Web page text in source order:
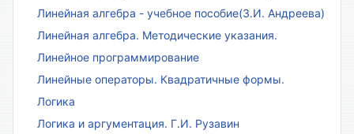
Линейная алгебра - учебное пособие(З.И. Андреева)
Линейная алгебра. Методические указания.
Линейное программирование
Линейные операторы. Квадратичные формы.
Логика
Логика и аргументация. Г.И. Рузавин